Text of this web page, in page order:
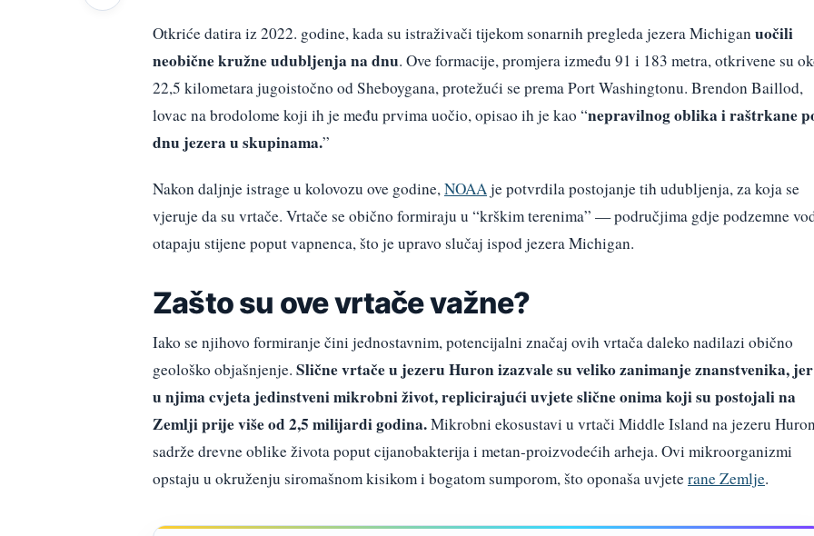
Otkriće datira iz 2022. godine, kada su istraživači tijekom sonarnih pregleda jezera Michigan uočili
neobične kružne udubljenja na dnu. Ove formacije, promjera između 91 i 183 metra, otkrivene su
22,5 kilometara jugoistočno od Sheboygana, protežući se prema Port Washingtonu. Brendon Baillod,
lovac na brodolome koji ih je među prvima uočio, opisao ih je kao “nepravilnog oblika i raštrkane
dnu jezera u skupinama.”
Nakon daljnje istrage u kolovozu ove godine,NOAAje potvrdila postojanje tih udubljenja, za koja se
vjeruje da su vrtače. Vrtače se obično formiraju u “krškim terenima” — područjima gdje podzemne
otapaju stijene poput vapnenca, što je upravo slučaj ispod jezera Michigan.
Zašto su ove vrtače važne?
Iako se njihovo formiranje čini jednostavnim, potencijalni značaj ovih vrtača daleko nadilazi obično
geološko objašnjenje. Slične vrtače u jezeru Huron izazvale su veliko zanimanje znanstvenika, jer
u njima cvjeta jedinstveni mikrobni život, replicirajući uvjete slične onima koji su postojali na
Zemlji prije više od 2,5 milijardi godina.Mikrobni ekosustavi u vrtači Middle Island na jezeru
sadrže drevne oblike života poput cijanobakterija i metan-proizvodećih arheja. Ovi mikroorganizmi
opstaju u okruženju siromašnom kisikom i bogatom sumporom, što oponaša uvjeterane Zemlje.